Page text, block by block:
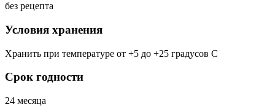
без рецепта
Условия хранения
Хранить при температуре от +5 до +25 градусов С
Срок годности
24 месяца